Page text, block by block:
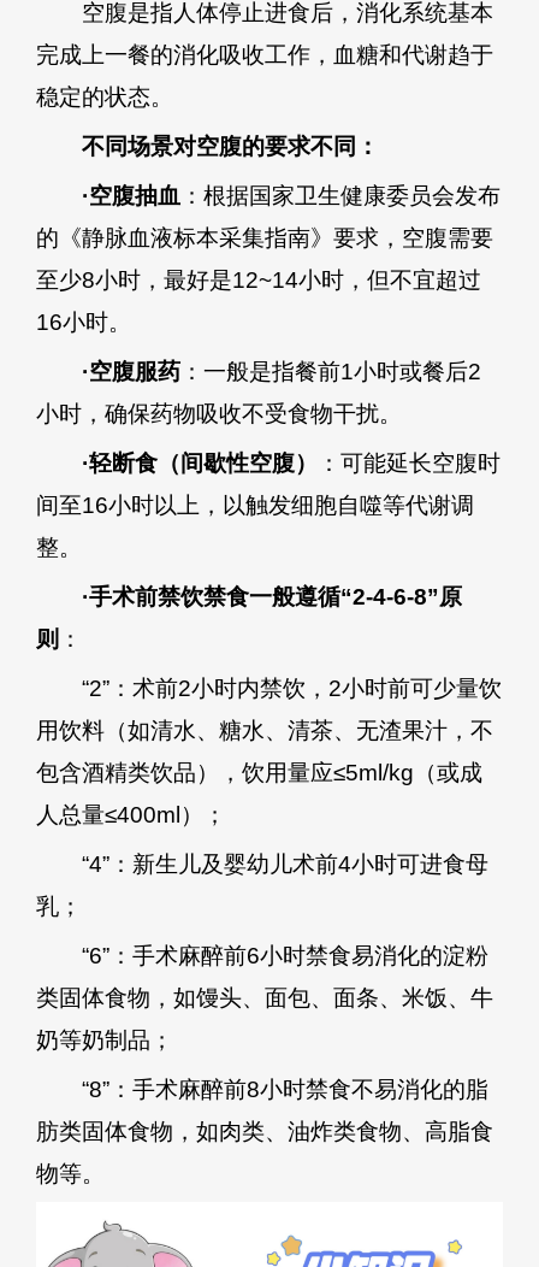
空腹是指人体停止进食后，消化系统基本
完成上一餐的消化吸收工作，血糖和代谢趋于
稳定的状态。
不同场景对空腹的要求不同：
·空腹抽血 ：根据国家卫生健康委员会发布
的《静脉血液标本采集指南》要求，空腹需要
至少8小时，最好是12~14小时，但不宜超过
16小时。
·空腹服药：一般是指餐前1小时或餐后2
小时，确保药物吸收不受食物干扰。
·轻断食（间歇性空腹）
：可能延长空腹时
间至16小时以上，以触发细胞自噬等代谢调
整。
·手术前禁饮禁食一般遵循“2-4-6-8”原
则 ：
“2”：术前2小时内禁饮，2小时前可少量饮
用饮料（如清水、糖水、清茶、无渣果汁，不
包含酒精类饮品），饮用量应≤5ml/kg（或成
人总量≤400ml）；
“4”：新生儿及婴幼儿术前4小时可进食母
乳；
“6”：手术麻醉前6小时禁食易消化的淀粉
类固体食物，如馒头、面包、面条、米饭、牛
奶等奶制品；
“8”：手术麻醉前8小时禁食不易消化的脂
肪类固体食物，如肉类、油炸类食物、高脂食
物等。